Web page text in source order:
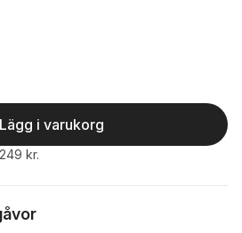
röster:
Lägg i varukorg
kr.